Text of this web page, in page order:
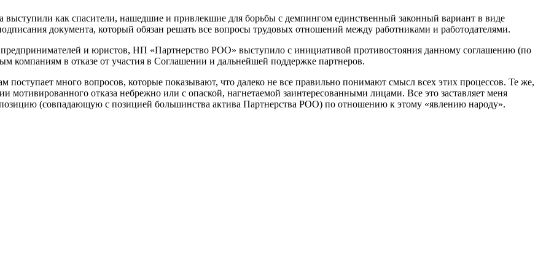
выступили как спасители, нашедшие и привлекшие для борьбы с демпингом единственный законный вариант в виде
документа, который обязан решать все вопросы трудовых отношений между работниками и работодателями.
и юристов, НП «Партнерство РОО» выступило с инициативой противостояния данному соглашению (по
компаниям в отказе от участия в Соглашении и дальнейшей поддержке партнеров.
поступает много вопросов, которые показывают, что далеко не все правильно понимают смысл всех этих процессов. Те же,
мотивированного отказа небрежно или с опаской, нагнетаемой заинтересованными лицами. Все это заставляет меня
(совпадающую с позицией большинства актива Партнерства РОО) по отношению к этому «явлению народу».